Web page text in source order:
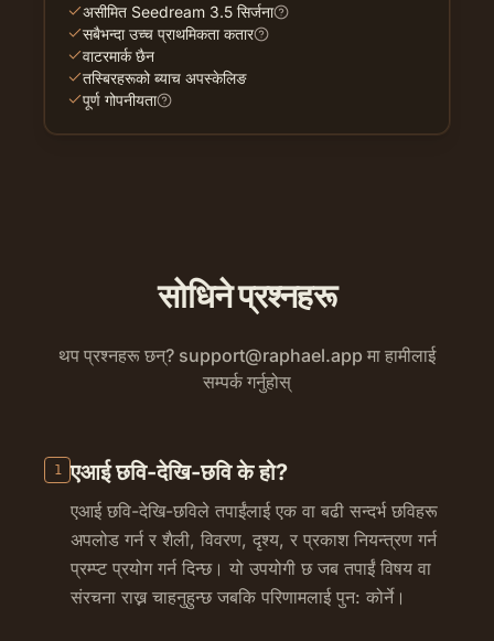
असीमित Seedream 3.5 सिर्जना
सबैभन्दा उच्च प्राथमिकता कतार
वाटरमार्क छैन
तस्बिरहरूको ब्याच अपस्केलिङ
पूर्ण गोपनीयता
सोधिने प्रश्नहरू
थप प्रश्नहरू छन्? support@raphael.app मा हामीलाई
सम्पर्क गर्नुहोस्
1 एआई छवि-देखि-छवि के हो?
एआई छवि-देखि-छविले तपाईंलाई एक वा बढी सन्दर्भ छविहरू
अपलोड गर्न र शैली, विवरण, दृश्य, र प्रकाश नियन्त्रण गर्न
प्रम्प्ट प्रयोग गर्न दिन्छ। यो उपयोगी छ जब तपाईं विषय वा
संरचना राख्न चाहनुहुन्छ जबकि परिणामलाई पुन: कोर्ने।